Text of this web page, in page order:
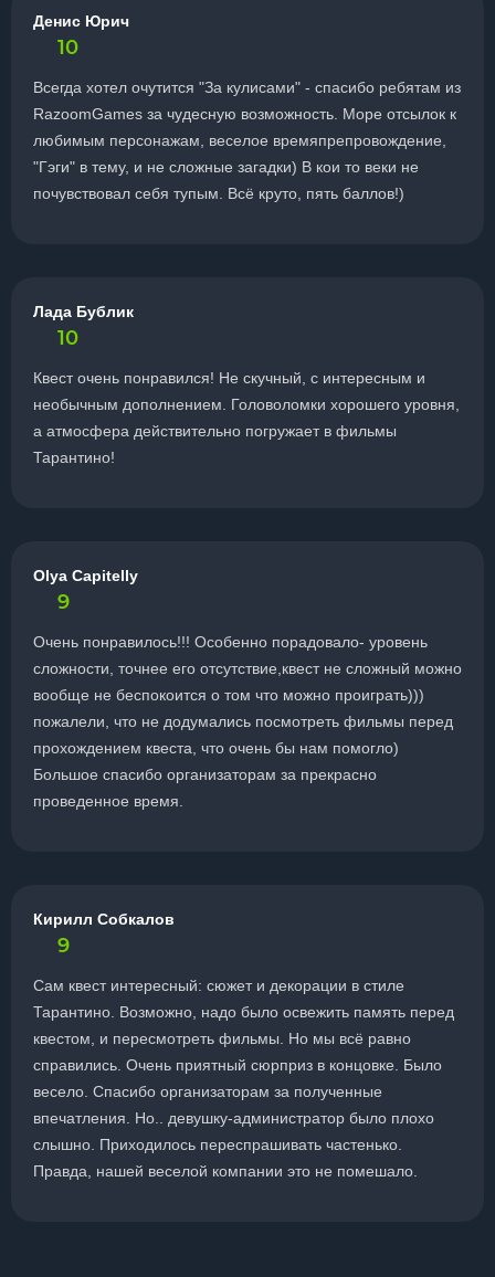
Денис Юрич
10
Всегда хотел очутится "За кулисами" - спасибо ребятам из
RazoomGames за чудесную возможность. Море отсылок к
любимым персонажам, веселое времяпрепровождение,
"Гэги" в тему, и не сложные загадки) В кои то веки не
почувствовал себя тупым. Всё круто, пять баллов!)
Лада Бублик
10
Квест очень понравился! Не скучный, с интересным и
необычным дополнением. Головоломки хорошего уровня,
а атмосфера действительно погружает в фильмы
Тарантино!
Olya Capitelly
9
Очень понравилось!!! Особенно порадовало- уровень
сложности, точнее его отсутствие,квест не сложный можно
вообще не беспокоится о том что можно проиграть)))
пожалели, что не додумались посмотреть фильмы перед
прохождением квеста, что очень бы нам помогло)
Большое спасибо организаторам за прекрасно
проведенное время.
Кирилл Собкалов
9
Сам квест интересный: сюжет и декорации в стиле
Тарантино. Возможно, надо было освежить память перед
квестом, и пересмотреть фильмы. Но мы всё равно
справились. Очень приятный сюрприз в концовке. Было
весело. Спасибо организаторам за полученные
впечатления. Но.. девушку-администратор было плохо
слышно. Приходилось переспрашивать частенько.
Правда, нашей веселой компании это не помешало.